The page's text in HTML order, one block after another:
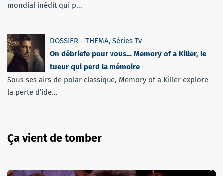
mondial inédit qui p...
DOSSIER - THEMA, Séries Tv
On débriefe pour vous… Memory of a Killer, le
tueur qui perd la mémoire
Sous ses airs de polar classique, Memory of a Killer explore
la perte d’ide...
Ça vient de tomber